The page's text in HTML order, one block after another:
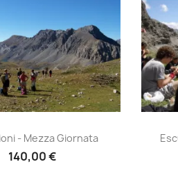
- mezza giornata
- Mezza Giornata
140,00 €
